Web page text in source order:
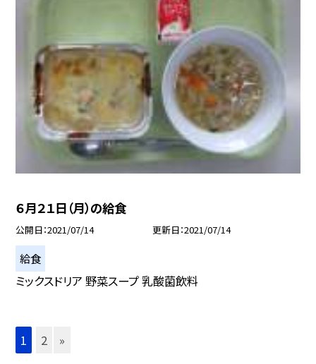
６月２１日（月）の給食
公開日 2021/07/14 更新日 2021/07/14
給食
ミックスドリア 野菜スープ 乳酸菌飲料
1 2 »